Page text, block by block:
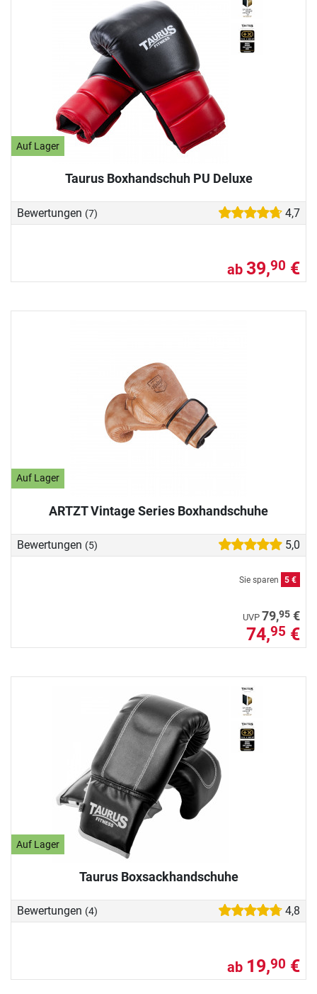
Auf Lager
Taurus Boxhandschuh PU Deluxe
Bewertungen (7) 4,7
ab 39,90 €
Auf Lager
ARTZT Vintage Series Boxhandschuhe
Bewertungen (5) 5,0
Sie sparen 5 €
UVP 79,95 €
74,95 €
Auf Lager
Taurus Boxsackhandschuhe
Bewertungen (4) 4,8
ab 19,90 €